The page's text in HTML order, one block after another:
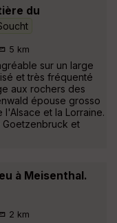
du
5 km
sur un large
et très fréquenté
aux rochers des
épouse grosso
et la Lorraine.
Goetzenbruck et
à Meisenthal.
2 km